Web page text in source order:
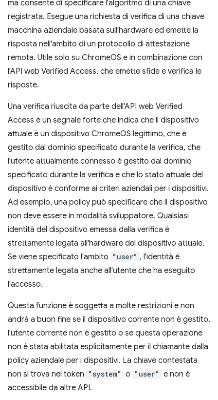
ma consente di specificare l'algoritmo di una chiave
registrata. Esegue una richiesta di verifica di una chiave
macchina aziendale basata sull'hardware ed emette la
risposta nell'ambito di un protocollo di attestazione
remota. Utile solo su ChromeOS e in combinazione con
l'API web Verified Access, che emette sfide e verifica le
risposte.
Una verifica riuscita da parte dell'API web Verified
Access è un segnale forte che indica che il dispositivo
attuale è un dispositivo ChromeOS legittimo, che è
gestito dal dominio specificato durante la verifica, che
l'utente attualmente connesso è gestito dal dominio
specificato durante la verifica e che lo stato attuale del
dispositivo è conforme ai criteri aziendali per i dispositivi.
Ad esempio, una policy può specificare che il dispositivo
non deve essere in modalità sviluppatore. Qualsiasi
identità del dispositivo emessa dalla verifica è
strettamente legata all'hardware del dispositivo attuale.
Se viene specificato l'ambito "user" , l'identità è
strettamente legata anche all'utente che ha eseguito
l'accesso.
Questa funzione è soggetta a molte restrizioni e non
andrà a buon fine se il dispositivo corrente non è gestito,
l'utente corrente non è gestito o se questa operazione
non è stata abilitata esplicitamente per il chiamante dalla
policy aziendale per i dispositivi. La chiave contestata
non si trova nel token "system" o "user" e non è
accessibile da altre API.